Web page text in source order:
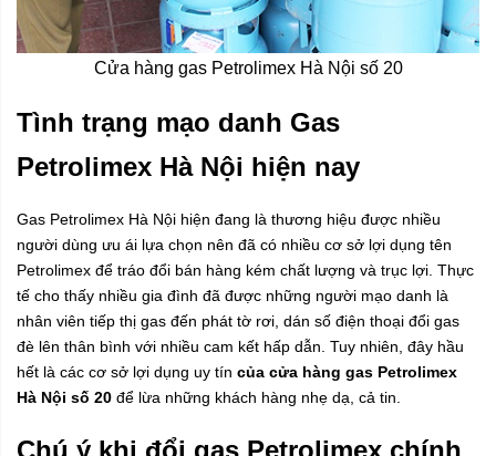
Cửa hàng gas Petrolimex Hà Nội số 20
Tình trạng mạo danh Gas
Petrolimex Hà Nội hiện nay
Gas Petrolimex Hà Nội hiện đang là thương hiệu được nhiều
người dùng ưu ái lựa chọn nên đã có nhiều cơ sở lợi dụng tên
Petrolimex để tráo đổi bán hàng kém chất lượng và trục lợi. Thực
tế cho thấy nhiều gia đình đã được những người mạo danh là
nhân viên tiếp thị gas đến phát tờ rơi, dán số điện thoại đổi gas
đè lên thân bình với nhiều cam kết hấp dẫn. Tuy nhiên, đây hầu
hết là các cơ sở lợi dụng uy tín của cửa hàng gas Petrolimex
Hà Nội số 20 để lừa những khách hàng nhẹ dạ, cả tin.
Chú ý khi đổi gas Petrolimex chính